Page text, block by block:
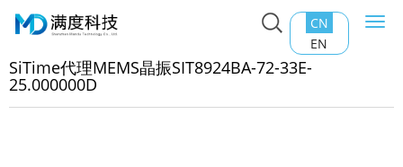
CN
EN
主页>产品中心>石英晶振
SiTime代理MEMS晶振
SiTime代理MEMS晶振SIT8924BA-72-33E-
25.000000D